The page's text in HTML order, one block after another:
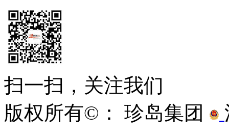
扫一扫，关注我们
版权所有©： 珍岛集团